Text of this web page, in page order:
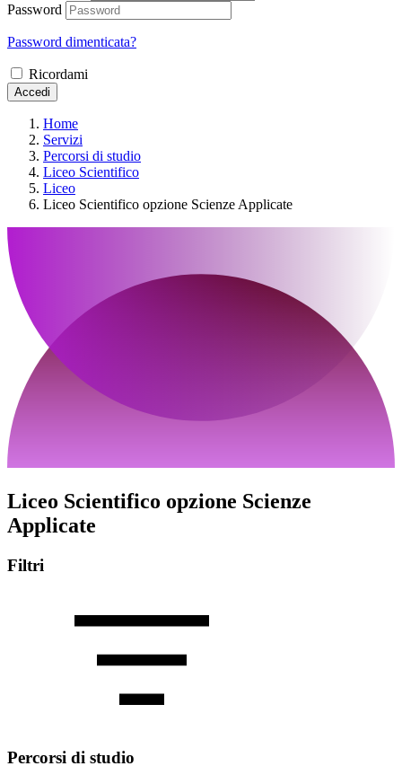
Password
Password dimenticata?
Ricordami
Accedi
Home
Servizi
Percorsi di studio
Liceo Scientifico
Liceo
Liceo Scientifico opzione Scienze Applicate
Liceo Scientifico opzione Scienze
Applicate
Filtri
Percorsi di studio